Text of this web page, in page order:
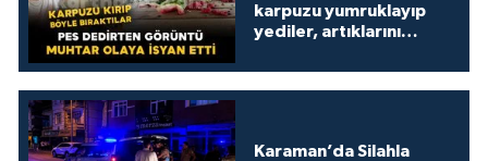
karpuzu yumruklayıp
yediler, artıklarını
Karaman’da Silahla